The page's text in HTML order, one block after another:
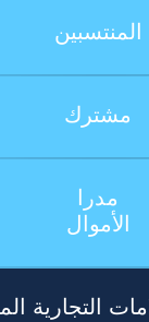
المنتسبين
مشترك
مدرا
الأموال
التجارية